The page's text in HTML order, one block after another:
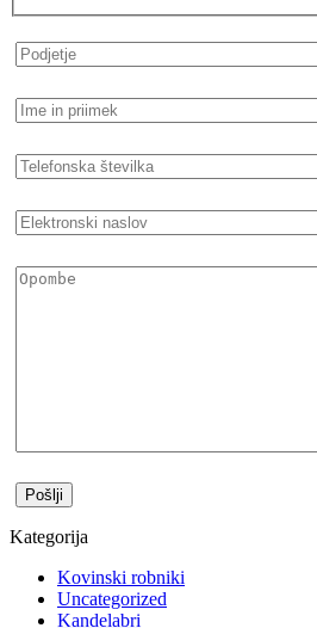
Kategorija
Kovinski robniki
Uncategorized
Kandelabri